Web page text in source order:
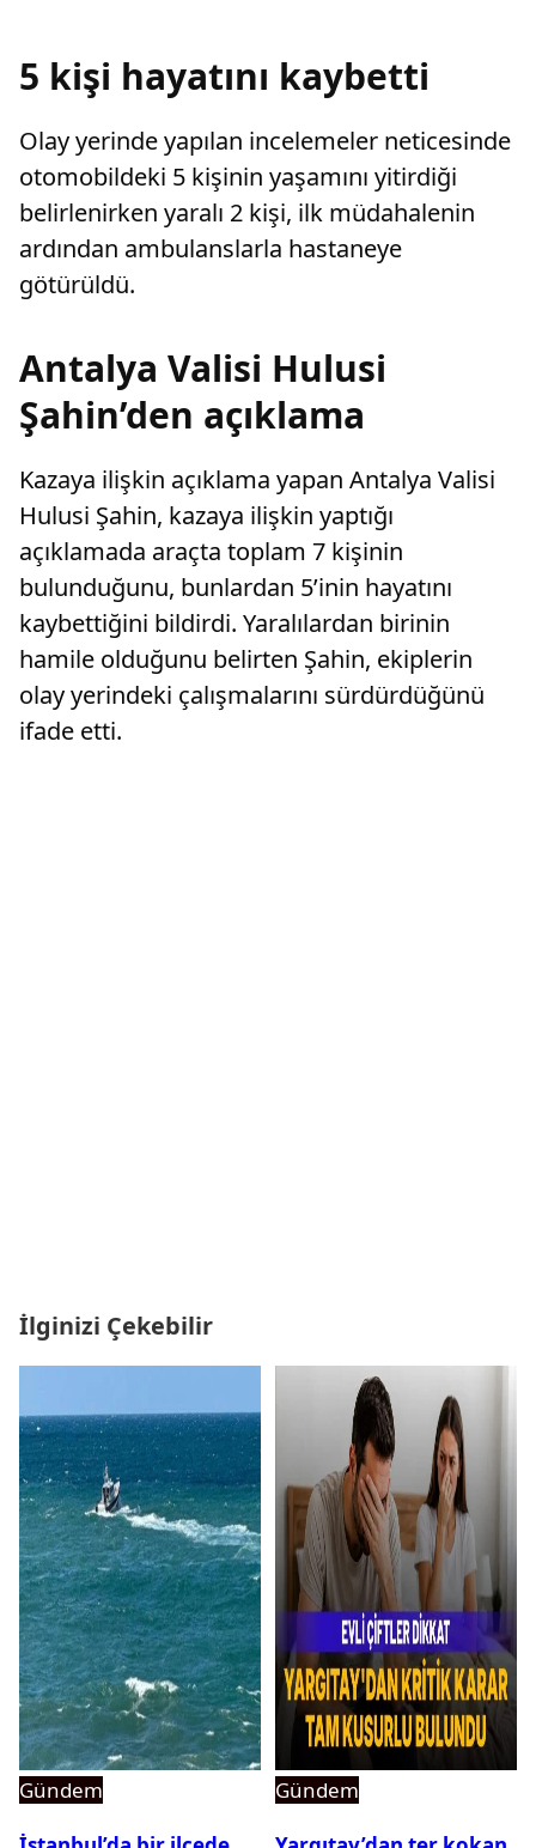
5 kişi hayatını kaybetti
Olay yerinde yapılan incelemeler neticesinde
otomobildeki 5 kişinin yaşamını yitirdiği
belirlenirken yaralı 2 kişi, ilk müdahalenin
ardından ambulanslarla hastaneye
götürüldü.
Antalya Valisi Hulusi
Şahin’den açıklama
Kazaya ilişkin açıklama yapan Antalya Valisi
Hulusi Şahin, kazaya ilişkin yaptığı
açıklamada araçta toplam 7 kişinin
bulunduğunu, bunlardan 5’inin hayatını
kaybettiğini bildirdi. Yaralılardan birinin
hamile olduğunu belirten Şahin, ekiplerin
olay yerindeki çalışmalarını sürdürdüğünü
ifade etti.
İlginizi Çekebilir
Gündem
Gündem